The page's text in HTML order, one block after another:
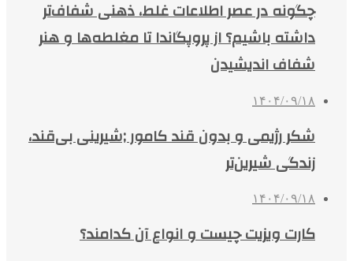
چگونه در عصر اطلاعات غلط، ذهنی شفاف‌تر
داشته باشیم؟ از پروپگاندا تا مغلطه‌ها و هنر
شفاف اندیشیدن
۱۴۰۴/۰۹/۱۸
شکر رژیمی و بدون قند کامور ;شیرینی بی‌قند،
زندگی شیرین‌تر
۱۴۰۴/۰۹/۱۸
کارت ویزیت چیست و انواع آن کدامند؟